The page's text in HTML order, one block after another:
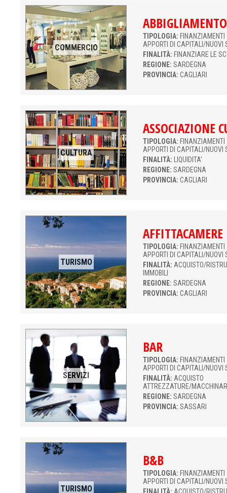
COMMERCIO
ABBIGLIAMENTO
TIPOLOGIA:
APPORTI DI CAPITALI/NUOVI
FINALITÀ: FINANZIARE LE
REGIONE: SARDEGNA
PROVINCIA: CAGLIARI
CULTURA
ASSOCIAZIONE
TIPOLOGIA:
APPORTI DI CAPITALI/NUOVI
FINALITÀ:
LIQUIDITA'
REGIONE: SARDEGNA
PROVINCIA: CAGLIARI
TURISMO
AFFITTACAMERE
TIPOLOGIA:
APPORTI DI CAPITALI/NUOVI
FINALITÀ: ACQUISTO/
IMMOBILI
REGIONE: SARDEGNA
PROVINCIA: CAGLIARI
SERVIZI
BAR
TIPOLOGIA:
APPORTI DI CAPITALI/NUOVI
FINALITÀ: ACQUISTO
ATTREZZATURE/
REGIONE: SARDEGNA
PROVINCIA: SASSARI
TURISMO
B&B
TIPOLOGIA:
APPORTI DI CAPITALI/NUOVI